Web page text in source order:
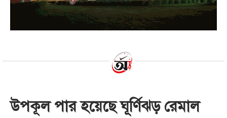
উপকূল পার হয়েছে ঘূর্ণিঝড় রেমাল